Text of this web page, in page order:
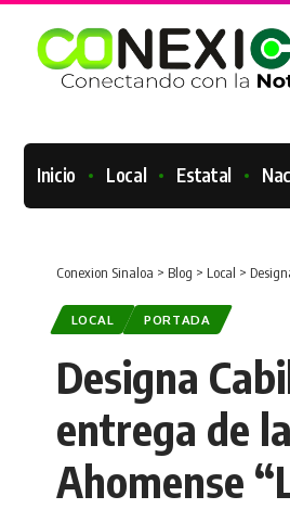
Inicio Local Estatal
Conexion Sinaloa > Blog > Local >
LOCAL PORTADA
Designa
entrega de
Ahomense